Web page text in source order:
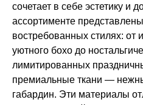
сочетает в себе эстетику и
ассортименте
востребованных стилях: от
уютного бохо до
лимитированных
премиальные ткани —
габардин. Эти материалы